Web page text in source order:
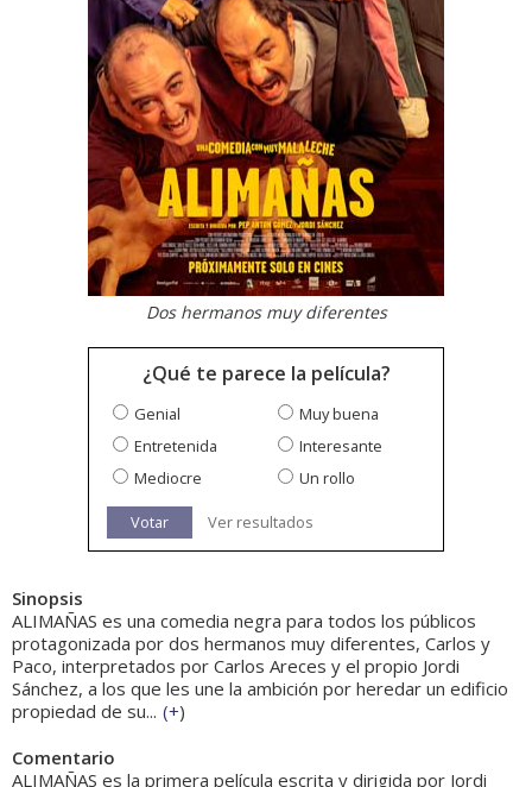
Dos hermanos muy diferentes
¿Qué te parece la película?
Genial
Muy buena
Entretenida
Interesante
Mediocre
Un rollo
Votar Ver resultados
Sinopsis
ALIMAÑAS es una comedia negra para todos los públicos
protagonizada por dos hermanos muy diferentes, Carlos y
Paco, interpretados por Carlos Areces y el propio Jordi
Sánchez, a los que les une la ambición por heredar un edificio
propiedad de su... (+)
Comentario
ALIMAÑAS es la primera película escrita y dirigida por Jordi